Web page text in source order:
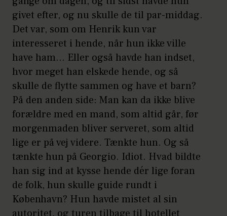
givet efter, og nu skulle de til par-middag.
Det var, som om Henrik kun var
interesseret i hende, når hun ikke ville
have ham… Eller også havde han indset,
hvor meget han elskede hende, og så
skulle de flytte sammen og have et barn?
På den anden side: Man kan da ikke blive
forældre med en mand, som altid går, før
morgenmaden bliver serveret, som altid
lige er på vej videre. Tænkte hun. Og så
tænkte hun på Georgio. Idiot. Hvad bildte
han sig ind at kysse hende dér lige foran
de folk, hun skulle guide rundt i
København? Hun havde mistet al sin